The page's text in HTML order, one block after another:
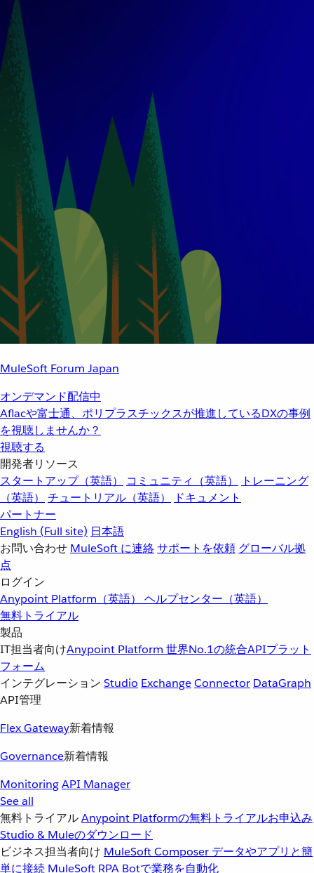
MuleSoft Forum Japan
オンデマンド配信中
Aflacや富士通、ポリプラスチックスが推進しているDXの事例
を視聴しませんか？
視聴する
開発者リソース
スタートアップ（英語）
コミュニティ（英語）
トレーニング
（英語）
チュートリアル（英語）
ドキュメント
パートナー
English (Full site) 日本語
お問い合わせ MuleSoft に連絡サポートを依頼 グローバル拠
点
ログイン
Anypoint Platform（英語） ヘルプセンター（英語）
無料トライアル
製品
IT担当者向けAnypoint Platform 世界No.1の統合APIプラット
フォーム
インテグレーション Studio ExchangeConnector DataGraph
API管理
Flex Gateway新着情報
Governance新着情報
MonitoringAPI Manager
See all
無料トライアルAnypoint Platformの無料トライアルお申込み
Studio & Muleのダウンロード
ビジネス担当者向け MuleSoft Composer データやアプリと簡
単に接続 MuleSoft RPA Botで業務を自動化